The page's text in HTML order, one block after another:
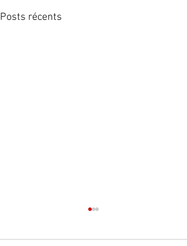
Posts récents